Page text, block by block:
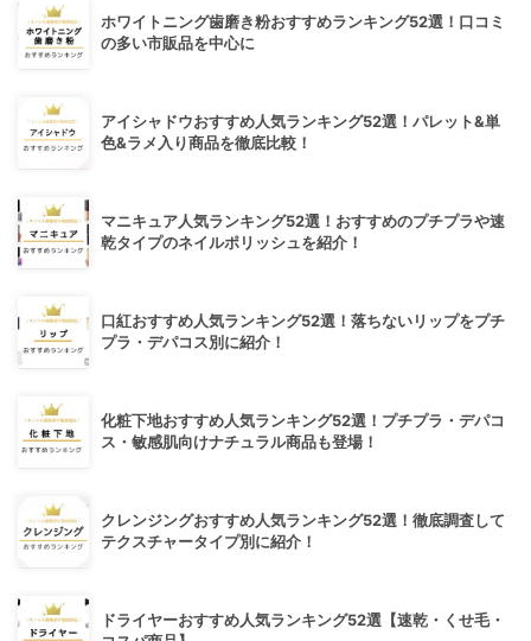
ホワイトニング歯磨き粉おすすめランキング52選！口コミ
の多い市販品を中心に
アイシャドウおすすめ人気ランキング52選！パレット&単
色&ラメ入り商品を徹底比較！
マニキュア人気ランキング52選！おすすめのプチプラや速
乾タイプのネイルポリッシュを紹介！
口紅おすすめ人気ランキング52選！落ちないリップをプチ
プラ・デパコス別に紹介！
化粧下地おすすめ人気ランキング52選！プチプラ・デパコ
ス・敏感肌向けナチュラル商品も登場！
クレンジングおすすめ人気ランキング52選！徹底調査して
テクスチャータイプ別に紹介！
ドライヤーおすすめ人気ランキング52選【速乾・くせ毛・